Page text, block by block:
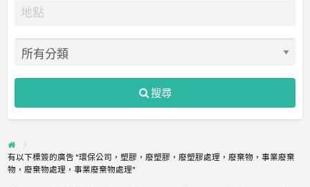
搜尋
有以下標簽的廣告 "環保公司，塑膠，廢塑膠，廢塑膠處理，廢棄物，事業廢棄
物，廢棄物處理，事業廢棄物處理"